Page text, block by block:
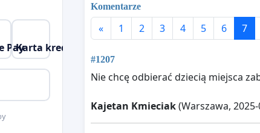
Komentarze
« 1 2 3 4 5 6 7
#1207
Nie chcę odbierać dziecią miejsca
Kajetan Kmieciak(Warszawa,
PayKarta kredytowa